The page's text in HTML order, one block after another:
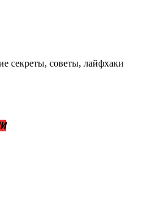
секреты, советы, лайфхаки